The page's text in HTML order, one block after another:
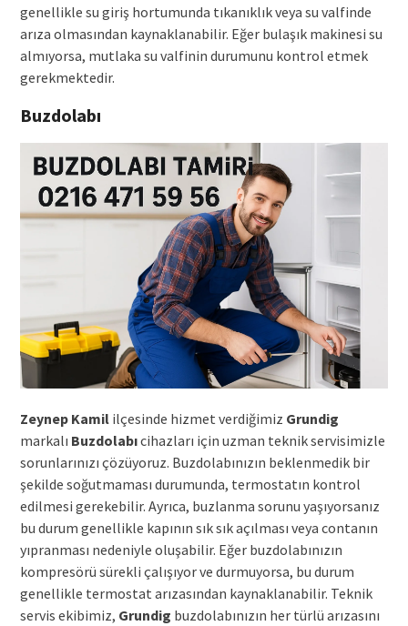
genellikle su giriş hortumunda tıkanıklık veya su valfinde
arıza olmasından kaynaklanabilir. Eğer bulaşık makinesi su
almıyorsa, mutlaka su valfinin durumunu kontrol etmek
gerekmektedir.
Buzdolabı
Zeynep Kamililçesinde hizmet verdiğimiz Grundig
markalı Buzdolabıcihazları için uzman teknik servisimizle
sorunlarınızı çözüyoruz. Buzdolabınızın beklenmedik bir
şekilde soğutmaması durumunda, termostatın kontrol
edilmesi gerekebilir. Ayrıca, buzlanma sorunu yaşıyorsanız
bu durum genellikle kapının sık sık açılması veya contanın
yıpranması nedeniyle oluşabilir. Eğer buzdolabınızın
kompresörü sürekli çalışıyor ve durmuyorsa, bu durum
genellikle termostat arızasından kaynaklanabilir. Teknik
servis ekibimiz, Grundig buzdolabınızın her türlü arızasını